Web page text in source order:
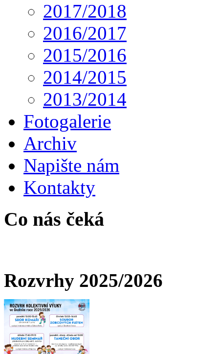
2017/2018
2016/2017
2015/2016
2014/2015
2013/2014
Fotogalerie
Archiv
Napište nám
Kontakty
Co nás čeká
Rozvrhy 2025/2026